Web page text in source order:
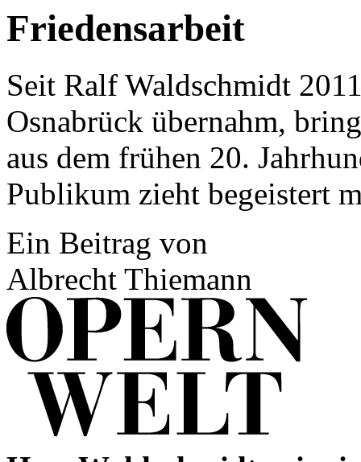
Friedensarbeit
Seit Ralf Waldschmidt
Osnabrück übernahm,
aus dem frühen 20.
Publikum zieht begeistert
Ein Beitrag von
Albrecht Thiemann